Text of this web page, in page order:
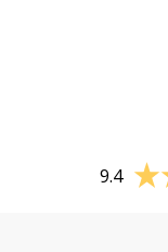
9.4